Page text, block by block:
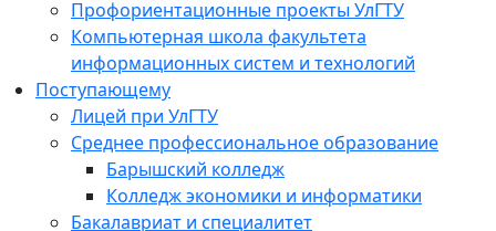
Профориентационные проекты УлГТУ
Компьютерная школа факультета
информационных систем и технологий
Поступающему
Лицей при УлГТУ
Среднее профессиональное образование
Барышский колледж
Колледж экономики и информатики
Бакалавриат и специалитет